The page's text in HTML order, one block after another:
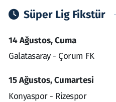
Süper Lig Fikstür
14 Ağustos, Cuma
Galatasaray - Çorum FK
15 Ağustos, Cumartesi
Konyaspor - Rizespor